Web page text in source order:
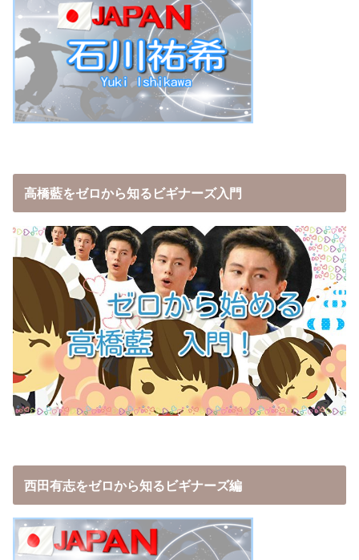
高橋藍をゼロから知るビギナーズ入門
西田有志をゼロから知るビギナーズ編